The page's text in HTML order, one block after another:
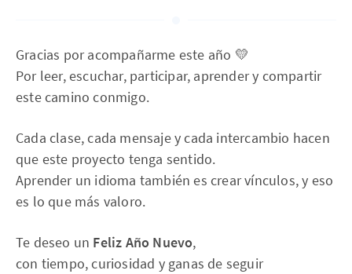
Gracias por acompañarme este año 💛
Por leer, escuchar, participar, aprender y compartir
este camino conmigo.
Cada clase, cada mensaje y cada intercambio hacen
que este proyecto tenga sentido.
Aprender un idioma también es crear vínculos, y eso
es lo que más valoro.
Te deseo un Feliz Año Nuevo,
con tiempo, curiosidad y ganas de seguir